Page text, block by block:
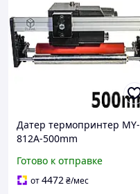
Датер термопринтер MY-
812A-500mm
термодатер 50см
Промышленный датер
Готово к отправке
от4472₴/мес